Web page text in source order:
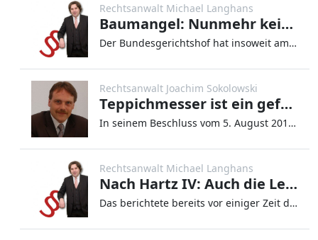
Rechtsanwalt Michael Langhans
Baumangel: Nunmehr keine Umsatzsteuer auf Schadenersatz statt Leistung
Der Bundesgerichtshof hat insoweit am 22.07.2010 entschieden (und seine bisherige Rechtsprechung geändert), dass §249 BG
Rechtsanwalt Joachim Sokolowski
Teppichmesser ist ein gefährliches Werkzeug
In seinem Beschluss vom 5. August 2010 in dem Verfahren 2 StR 335/10 weist der BGH darauf hin, dass die Nichtanwendung
Rechtsanwalt Michael Langhans
Nach Hartz IV: Auch die Leistungshöhe für Asylbewerber auf dem Prüfstand
Das berichtete bereits vor einiger Zeit die Rechtslupe unter Hinweis auf einen Beschluss des LSG Nordrhein-Westfalen. Be